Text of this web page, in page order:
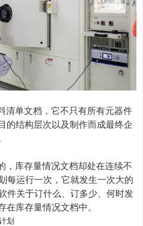
清单文档，它不只有所有元器件
的结构层次以及制作而成最终企
，库存量情况文档却处在连续不
每运行一次，它就发生一次大的
件关于订什么、订多少、何时发
在库存量情况文档中。
划